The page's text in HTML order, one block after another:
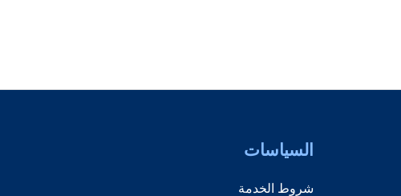
السياسات
شروط الخدمة